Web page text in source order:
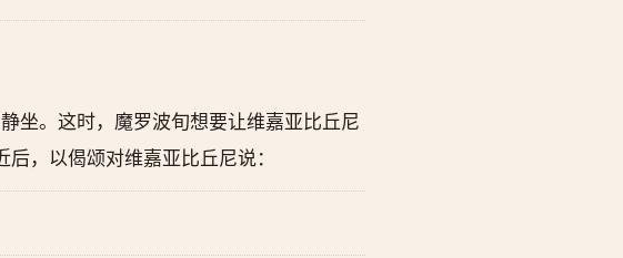
坐。这时，魔罗波旬想要让维嘉亚比丘尼
，以偈颂对维嘉亚比丘尼说：